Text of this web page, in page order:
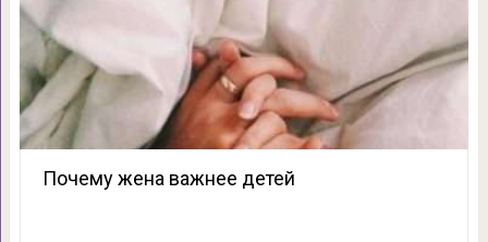
Почему жена важнее детей